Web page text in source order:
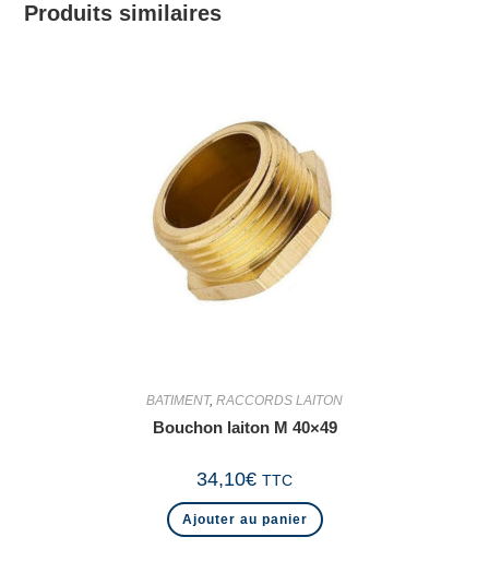
Produits similaires
BATIMENT, RACCORDS LAITON
Bouchon laiton M 40×49
34,10€ TTC
Ajouter au panier